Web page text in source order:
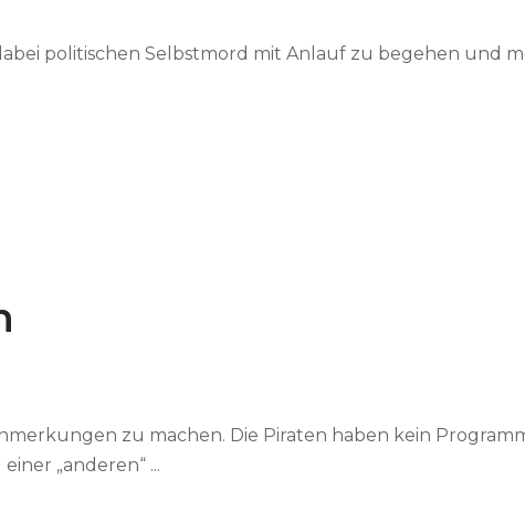
politischen Selbstmord mit Anlauf zu begehen und
zu machen. Die Piraten haben kein
„anderen“ ...